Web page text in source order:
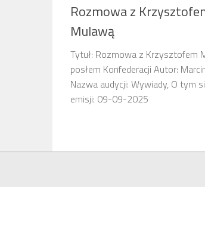
Rozmowa z
Mulawą
Tytuł: Rozmowa z Krzysztofem
posłem Konfederacji Autor:
Nazwa audycji: Wywiady, O tym
emisji: 09-09-2025